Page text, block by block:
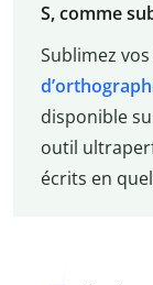
S, comme
Sublimez
disponible
outil
écrits en